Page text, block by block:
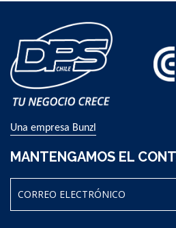
Una empresa Bunzl
MANTENGAMOS EL